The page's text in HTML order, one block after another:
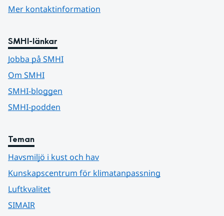
Mer kontaktinformation
SMHI-länkar
Jobba på SMHI
Om SMHI
SMHI-bloggen
SMHI-podden
Teman
Havsmiljö i kust och hav
Kunskapscentrum för klimatanpassning
Luftkvalitet
SIMAIR